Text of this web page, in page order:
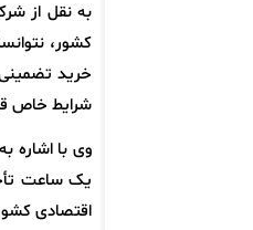
به نقل از
کشور،
خرید
شرایط خاص
وی با اشاره